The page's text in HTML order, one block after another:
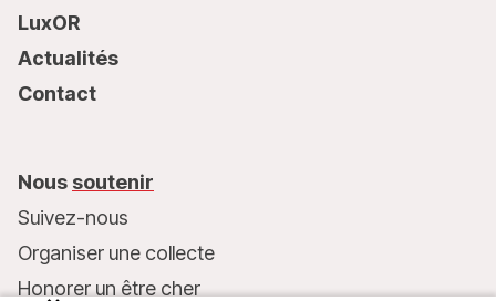
LuxOR
Actualités
Contact
Nous soutenir
Suivez-nous
Organiser une collecte
Honorer un être cher